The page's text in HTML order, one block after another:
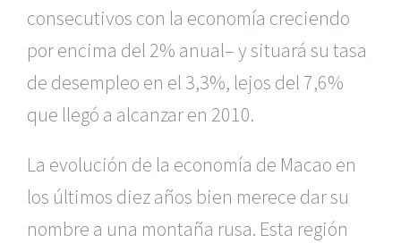
consecutivos con la economía creciendo
por encima del 2% anual– y situará su tasa
de desempleo en el 3,3%, lejos del 7,6%
que llegó a alcanzar en 2010.
La evolución de la economía de Macao en
los últimos diez años bien merece dar su
nombre a una montaña rusa. Esta región